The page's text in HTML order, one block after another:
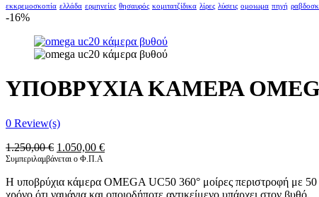
εκκρεμοσκοπία ελλάδα ερμηνείες θησαυρός κομιτατζίδικα λίρες λύσεις ομοιωμα πηγή
-16%
ΥΠΟΒΡΥΧΙΑ ΚΑΜΕΡΑ OMEGA
0 Review(s)
1.250,00€ Original
price
1.250,00 €.
1.050,00 €Η
είναι:
Συμπεριλαμβάνεται ο Φ.Π.Α
Η υποβρύχια κάμερα OMEGA UC50 360° μοίρες περιστροφή με 50
χρόνο ότι ναυάγια και οποιοδήποτε αντικείμενο υπάρχει στον βυθό.